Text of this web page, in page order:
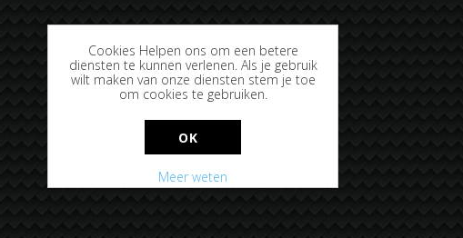
Cookies Helpen ons om een betere
diensten te kunnen verlenen. Als je gebruik
wilt maken van onze diensten stem je toe
om cookies te gebruiken.
OK
Meer weten